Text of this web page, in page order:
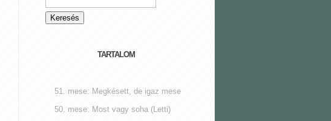
TARTALOM
51. mese: Megkésett, de igaz mese
50. mese: Most vagy soha (Letti)